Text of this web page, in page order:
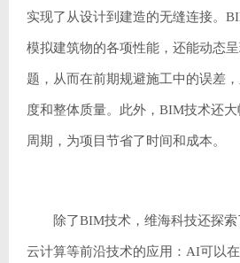
实现了从设计到建造的无缝连接。
模拟建筑物的各项性能，还能动态
题，从而在前期规避施工中的误差
度和整体质量。此外，BIM技术还
周期，为项目节省了时间和成本。
除了BIM技术，维海科技还探索
云计算等前沿技术的应用：AI可以